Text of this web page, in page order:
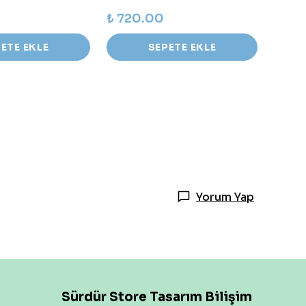
EKLE
₺ 720.00
SEPETE EKLE
Yorum Yap
Sürdür Store Tasarım Bilişim